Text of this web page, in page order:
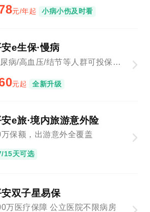
元/年起 小病小伤及时看
e生保·慢病
糖尿病/高血压/结节等人群可投保，新增基因检测、院外购药
元起 全新升级
e旅·境内旅游意外险
万保额，出游意外全覆盖
15天可选
双子星易保
万医疗保障 公立医院不限病房